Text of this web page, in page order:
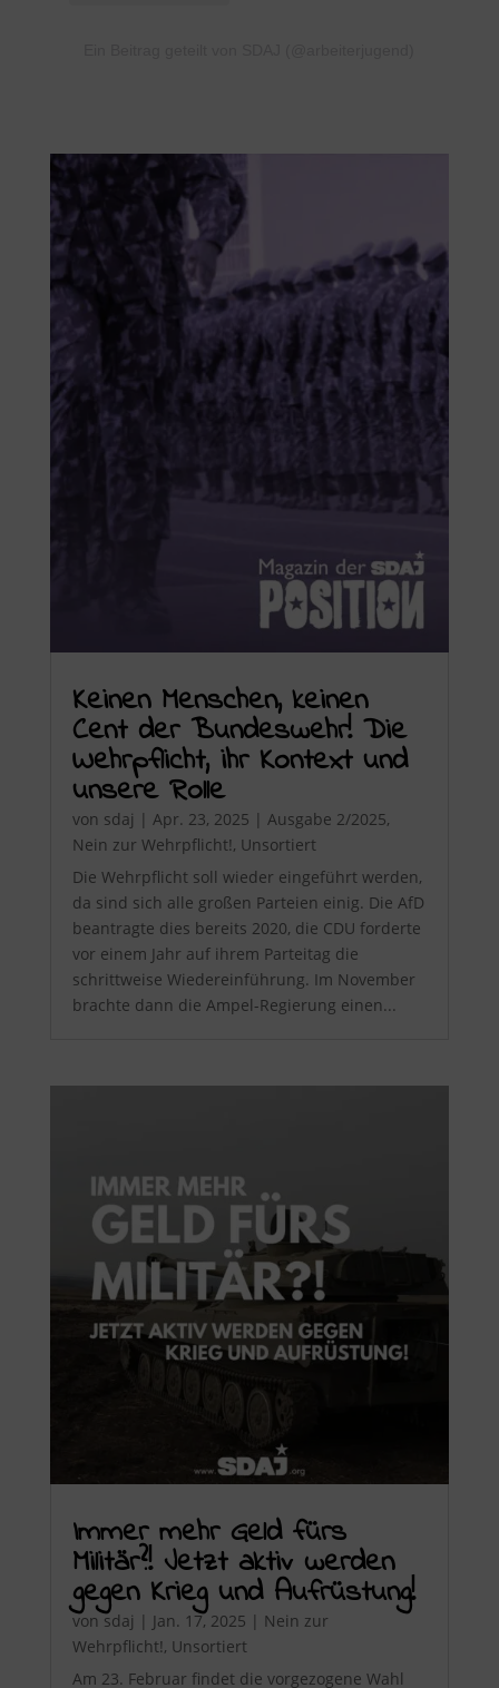
Keinen Menschen, keinen
Cent der Bundeswehr! Die
Wehrpflicht, ihr Kontext und
unsere Rolle
von sdaj | Apr. 23, 2025 | Ausgabe 2/2025,
Nein zur Wehrpflicht!, Unsortiert
Die Wehrpflicht soll wieder eingeführt werden,
da sind sich alle großen Parteien einig. Die AfD
beantragte dies bereits 2020, die CDU forderte
vor einem Jahr auf ihrem Parteitag die
schrittweise Wiedereinführung. Im November
brachte dann die Ampel-Regierung einen...
Immer mehr Geld fürs
Militär?! Jetzt aktiv werden
gegen Krieg und Aufrüstung!
von sdaj | Jan. 17, 2025 | Nein zur
Wehrpflicht!, Unsortiert
Am 23. Februar findet die vorgezogene Wahl